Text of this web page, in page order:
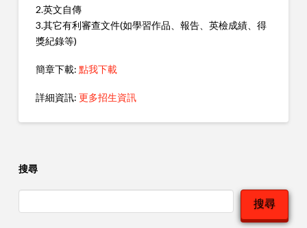
2.英文自傳
3.其它有利審查文件(如學習作品、報告、英檢成績、得
獎紀錄等)
簡章下載: 點我下載
詳細資訊: 更多招生資訊
搜尋
搜尋